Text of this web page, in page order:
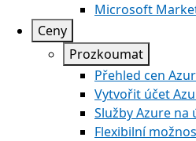
Microsoft
Ceny
Prozkoumat
Přehled cen
Vytvořit účet
Služby Azure na
Flexibilní